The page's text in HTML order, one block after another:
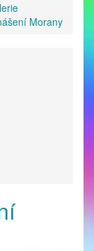
Morany